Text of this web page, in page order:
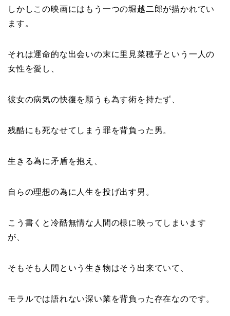
しかしこの映画にはもう一つの堀越二郎が描かれてい
ます。
それは運命的な出会いの末に里見菜穂子という一人の
女性を愛し、
彼女の病気の快復を願うも為す術を持たず、
残酷にも死なせてしまう罪を背負った男。
生きる為に矛盾を抱え、
自らの理想の為に人生を投げ出す男。
こう書くと冷酷無情な人間の様に映ってしまいます
が、
そもそも人間という生き物はそう出来ていて、
モラルでは語れない深い業を背負った存在なのです。